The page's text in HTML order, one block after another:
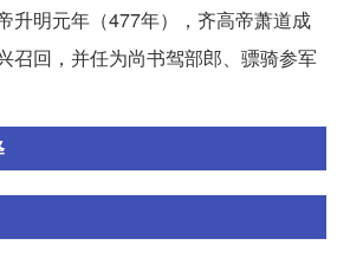
升明元年（477年），齐高帝萧道成
召回，并任为尚书驾部郎、骠骑参军